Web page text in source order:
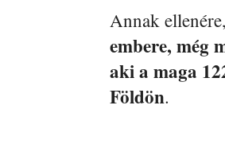
Annak
embere, még
aki a maga
Földön.